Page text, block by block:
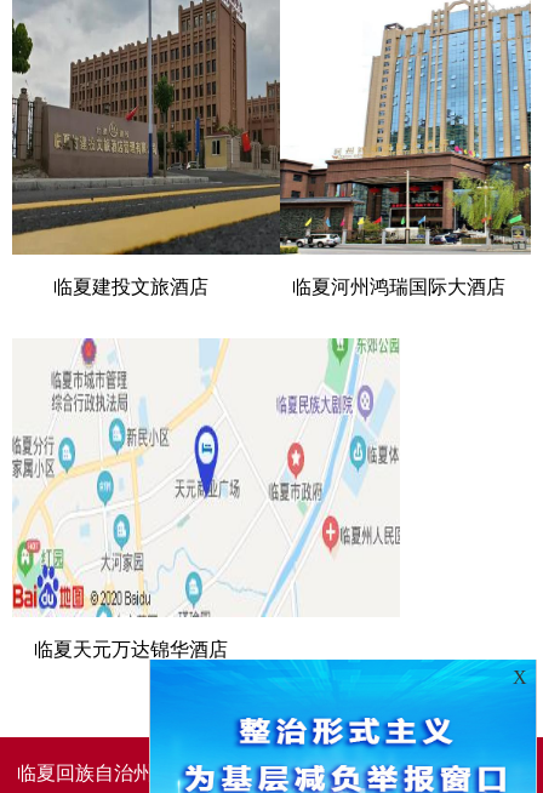
临夏建投文旅酒店 临夏河州鸿瑞国际大酒店
临夏天元万达锦华酒店
临夏回族自治州人民政府办公室主办 临夏回族自治州人民政
X